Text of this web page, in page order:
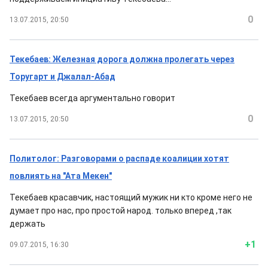
13.07.2015, 20:50 0
Текебаев: Железная дорога должна пролегать через
Торугарт и Джалал-Абад
Текебаев всегда аргументально говорит
13.07.2015, 20:50 0
Политолог: Разговорами о распаде коалиции хотят
повлиять на "Ата Мекен"
Текебаев красавчик, настоящий мужик ни кто кроме него не
думает про нас, про простой народ. только вперед ,так
держать
09.07.2015, 16:30 +1